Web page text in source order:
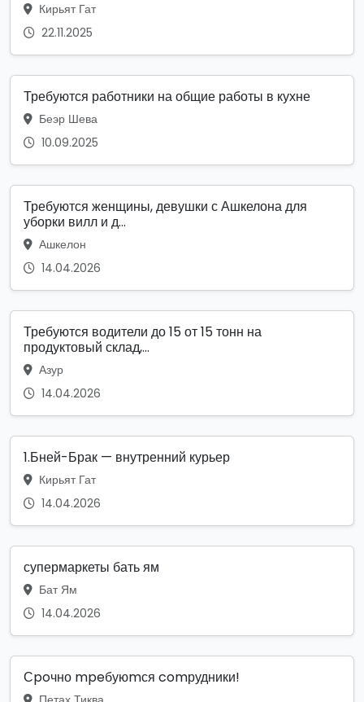
Кирьят Гат
22.11.2025
Требуются работники на общие работы в кухне
Беэр Шева
10.09.2025
Требуются женщины, девушки с Ашкелона для
уборки вилл и д...
Ашкелон
14.04.2026
Требуются водители до 15 от 15 тонн на
продуктовый склад,...
Азур
14.04.2026
1.Бней-Брак — внутренний курьер
Кирьят Гат
14.04.2026
супермаркеты бать ям
Бат Ям
14.04.2026
Сpoчно mpeбуюmся comрудники!